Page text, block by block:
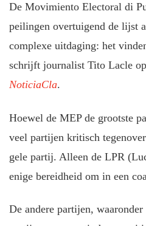
De Movimiento Electoral di
peilingen overtuigend de lijst
complexe uitdaging: het
schrijft journalist Tito Lacle
NoticiaCla.
Hoewel de MEP de grootste
veel partijen kritisch
gele partij. Alleen de LPR
enige bereidheid om in een
De andere partijen,